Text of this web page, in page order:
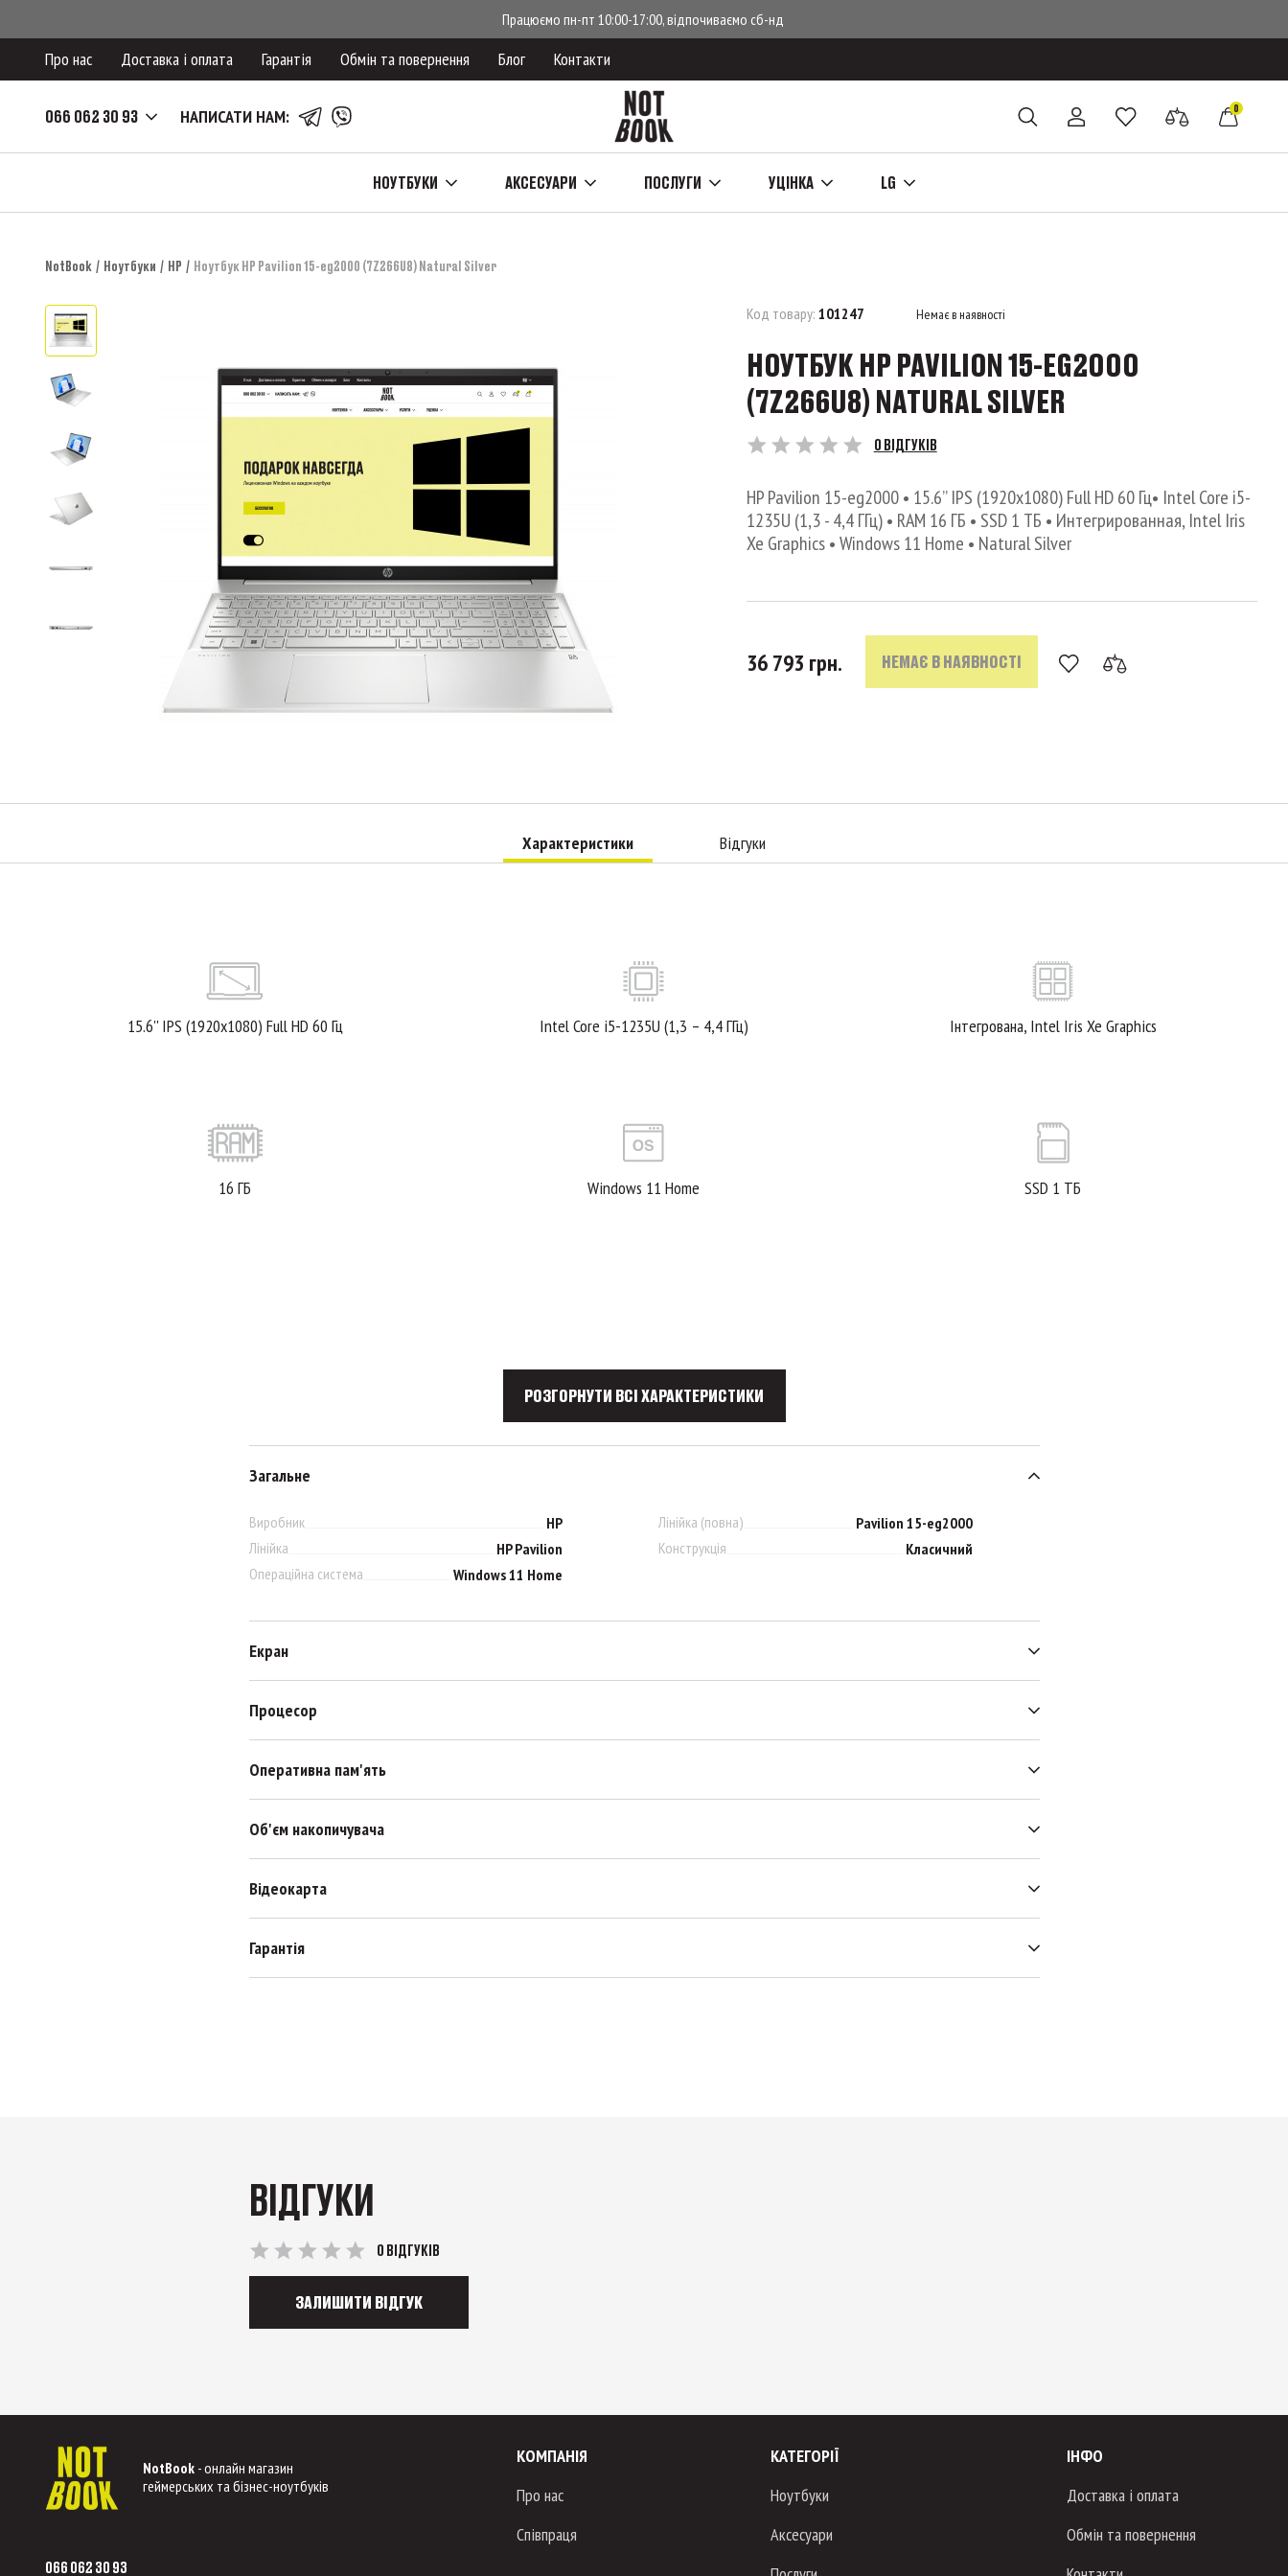
Працюємо пн-пт 10:00-17:00, відпочиваємо сб-нд
Про нас Доставка і оплата Гарантія Обмін та повернення Блог Контакти
066 062 30 93 НАПИСАТИ НАМ: 0
НОУТБУКИ АКСЕСУАРИ ПОСЛУГИ УЦІНКА LG
NotBook Ноутбуки HP Ноутбук HP Pavilion 15-eg2000 (7Z266U8) Natural Silver
Код товару: 101247 Немає в наявності
НОУТБУК HP PAVILION 15-EG2000
(7Z266U8) NATURAL SILVER
0 ВІДГУКІВ
HP Pavilion 15-eg2000 • 15.6’’ IPS (1920x1080) Full HD 60 Гц• Intel Core i5-
1235U (1,3 - 4,4 ГГц) • RAM 16 ГБ • SSD 1 ТБ • Интегрированная, Intel Iris
Xe Graphics • Windows 11 Home • Natural Silver
36 793 грн. НЕМАЄ В НАЯВНОСТІ
Характеристики Відгуки
15.6'' IPS (1920x1080) Full HD 60 Гц Intel Core i5-1235U (1,3 – 4,4 ГГц) Інтегрована, Intel Iris Xe Graphics
16 ГБ Windows 11 Home SSD 1 ТБ
РОЗГОРНУТИ ВСІ ХАРАКТЕРИСТИКИ
Загальне
Виробник HP Лінійка (повна)
Pavilion 15-eg2000
Лінійка
HP Pavilion Конструкція
Класичний
Операційна система
Windows 11 Home
Екран
Процесор
Оперативна пам'ять
Об'єм накопичувача
Відеокарта
Гарантія
ВІДГУКИ
0 ВІДГУКІВ
ЗАЛИШИТИ ВІДГУК
NotBook - онлайн магазин
геймерських та бізнес-ноутбуків
066 062 30 93
КОМПАНІЯ
Про нас
Співпраця
КАТЕГОРІЇ
Ноутбуки
Аксесуари
ІНФО
Доставка і оплата
Обмін та повернення